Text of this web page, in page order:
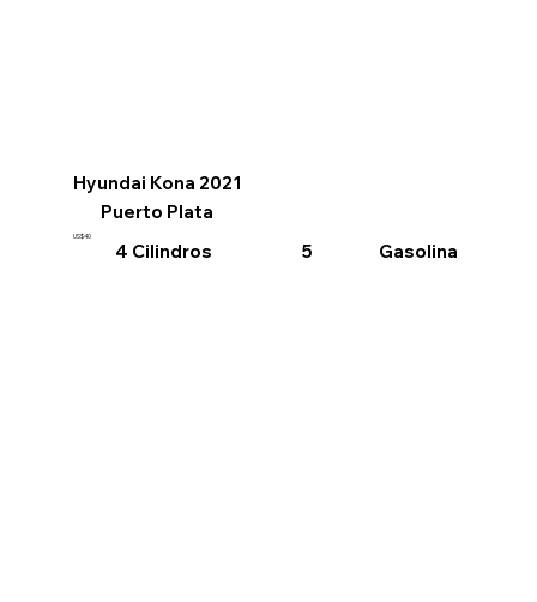
Hyundai Kona 2021
Puerto Plata
US$40
4 Cilindros 5 Gasolina